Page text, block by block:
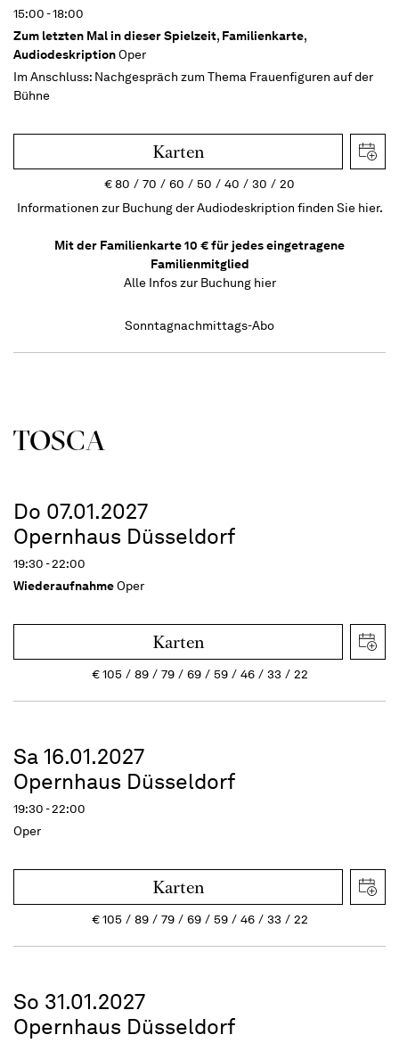
15:00 - 18:00
Zum letzten Mal in dieser Spielzeit, Familienkarte,
AudiodeskriptionOper
Im Anschluss: Nachgespräch zum Thema Frauenfiguren auf der
Bühne
Karten
€80 70 60 50 40 30
20
Informationen zur Buchung der Audiodeskription finden Sie hier.
Mit der Familienkarte 10 € für jedes eingetragene
Familienmitglied
Alle Infos zur Buchung hier
Sonntagnachmittags-Abo
TOSCA
Do 07.01.2027
Opernhaus Düsseldorf
19:30 - 22:00
WiederaufnahmeOper
Karten
€105 89 79 69 59 46 33 22
Sa 16.01.2027
Opernhaus Düsseldorf
19:30 - 22:00
Oper
Karten
€105 89 79 69 59 46 33 22
So 31.01.2027
Opernhaus Düsseldorf